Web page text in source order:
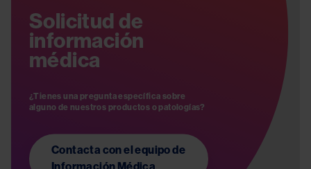
Solicitud de
información
médica
¿Tienes una pregunta específica sobre
Contacta con el equipo de